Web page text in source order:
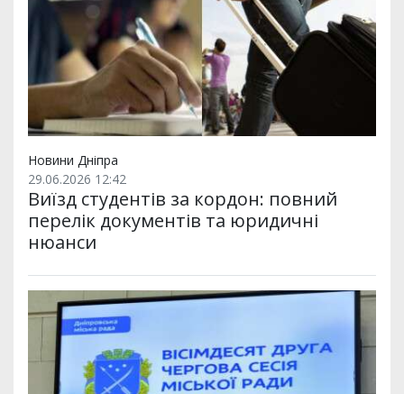
Новини Дніпра
29.06.2026 12:42
Виїзд студентів за кордон: повний
перелік документів та юридичні
нюанси